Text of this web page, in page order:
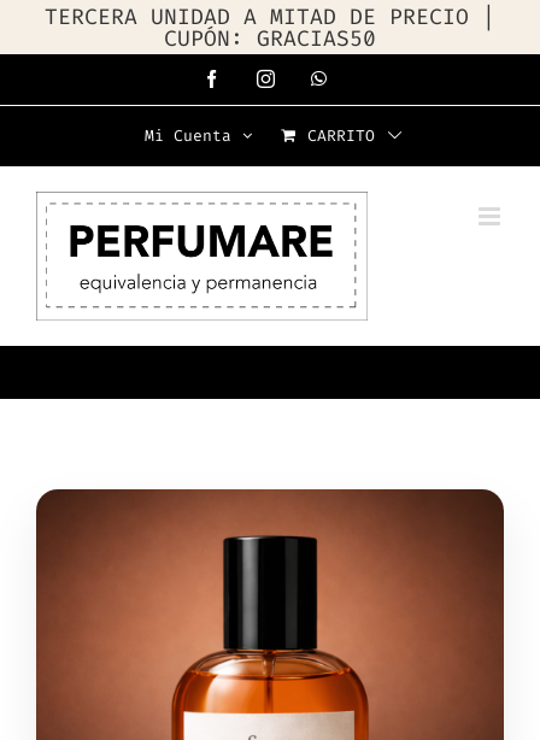
TERCERA UNIDAD A MITAD DE PRECIO |
CUPÓN: GRACIAS50
al
FacebookInstagramWhatsApp
Mi Cuenta CARRITO